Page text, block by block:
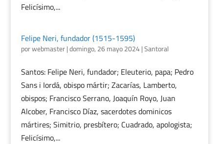
Felicísimo,...
Felipe Neri, fundador (1515-1595)
porwebmaster|domingo, 26 mayo 2024|Santoral
Santos: Felipe Neri, fundador; Eleuterio, papa; Pedro
Sans i Iordá, obispo mártir; Zacarías, Lamberto,
obispos; Francisco Serrano, Joaquín Royo, Juan
Alcober, Francisco Díaz, sacerdotes dominicos
mártires; Simitrio, presbítero; Cuadrado, apologista;
Felicísimo,...